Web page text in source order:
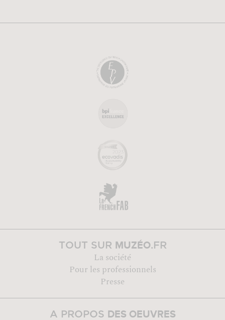
TOUT SUR MUZÉO.FR
La société
Pour les professionnels
Presse
A PROPOS DES OEUVRES